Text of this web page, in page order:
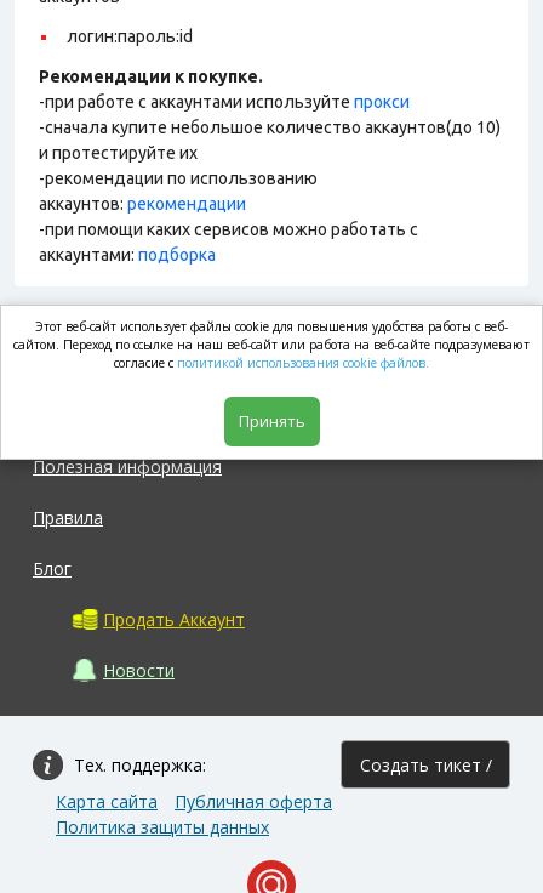
логин:пароль:id
Рекомендации к покупке.
-при работе с аккаунтами используйте прокси
-сначала купите небольшое количество аккаунтов(до 10)
и протестируйте их
-рекомендации по использованию
аккаунтов: рекомендации
-при помощи каких сервисов можно работать с
аккаунтами: подборка
market.com
Полезная информация
Правила
Блог
Продать Аккаунт
Новости
Тех. поддержка: Создать тикет /
Карта сайта
Публичная оферта
Политика защиты данных
Этот веб-сайт использует файлы cookie для повышения удобства работы с веб-
сайтом. Переход по ссылке на наш веб-сайт или работа на веб-сайте подразумевают
согласие с политикой использования cookie файлов.
Принять